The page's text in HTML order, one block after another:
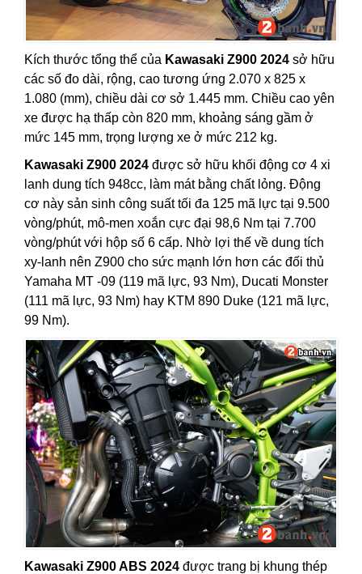
Kích thước tổng thể của Kawasaki Z900 2024 sở hữu
các số đo dài, rộng, cao tương ứng 2.070 x 825 x
1.080 (mm), chiều dài cơ sở 1.445 mm. Chiều cao yên
xe được hạ thấp còn 820 mm, khoảng sáng gầm ở
mức 145 mm, trọng lượng xe ở mức 212 kg.
Kawasaki Z900 2024 được sở hữu khối động cơ 4 xi
lanh dung tích 948cc, làm mát bằng chất lỏng. Động
cơ này sản sinh công suất tối đa 125 mã lực tại 9.500
vòng/phút, mô-men xoắn cực đại 98,6 Nm tại 7.700
vòng/phút với hộp số 6 cấp. Nhờ lợi thế về dung tích
xy-lanh nên Z900 cho sức mạnh lớn hơn các đối thủ
Yamaha MT -09 (119 mã lực, 93 Nm), Ducati Monster
(111 mã lực, 93 Nm) hay KTM 890 Duke (121 mã lực,
99 Nm).
Kawasaki Z900 ABS 2024 được trang bị khung thép